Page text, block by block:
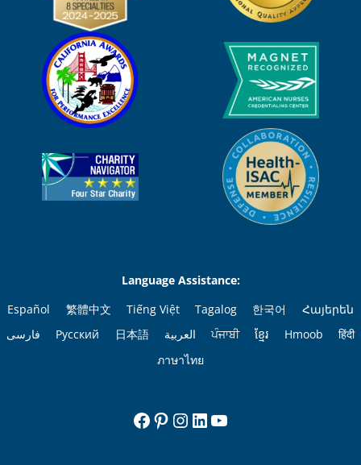
Language Assistance:
Español
繁體中文 Tiếng Việt Tagalog 한국어
Հայերեն
فارسی
Русский 日本語 العربية ਪੰਜਾਬੀ ខ្មែរ Hmoob
हिंदी
ภาษาไทย
Facebook
Pinterest
Instagram
LinkedIn